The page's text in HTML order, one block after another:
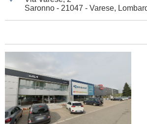
Saronno - 21047 - Varese,